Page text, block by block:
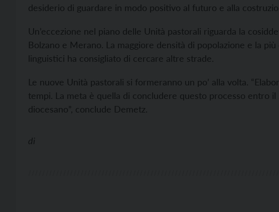
desiderio di guardare in modo positivo al futuro e alla
Un’eccezione nel piano delle Unità pastorali riguarda la
Bolzano e Merano. La maggiore densità di popolazione e la
linguistici ha consigliato di cercare altre strade.
Le nuove Unità pastorali si formeranno un po’ alla volta.
tempi. La meta è quella di concludere questo processo entro
diocesano”, conclude Demetz.
di